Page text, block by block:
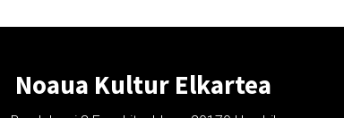
Noaua Kultur Elkartea